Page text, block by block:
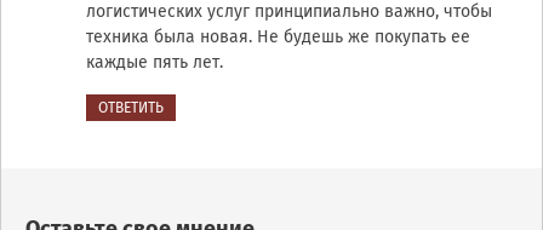
логистических услуг принципиально важно, чтобы
техника была новая. Не будешь же покупать ее
каждые пять лет.
ОТВЕТИТЬ